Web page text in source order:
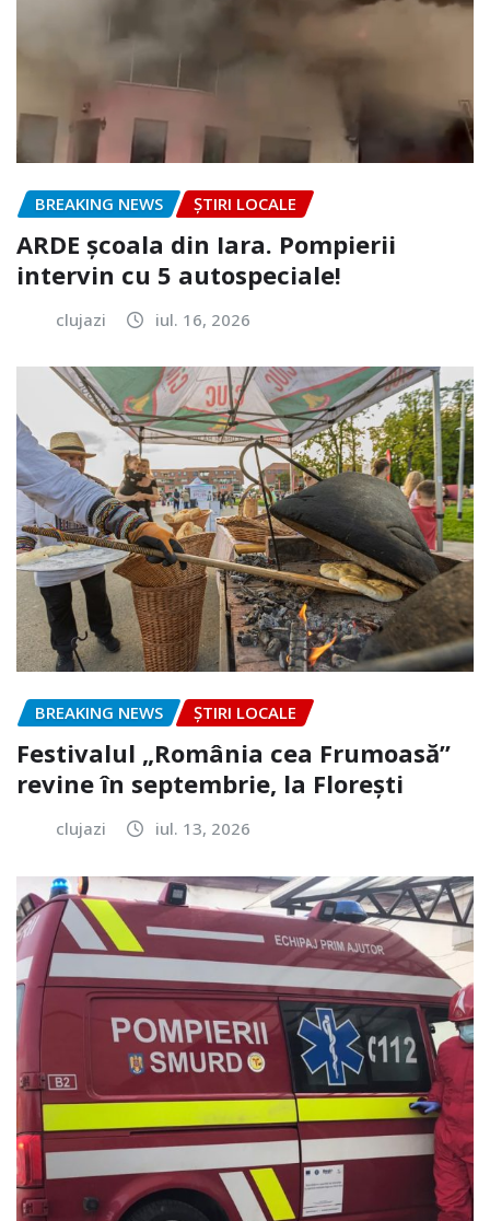
BREAKING NEWS ȘTIRI LOCALE
ARDE școala din Iara. Pompierii
intervin cu 5 autospeciale!
clujazi iul. 16, 2026
BREAKING NEWS ȘTIRI LOCALE
Festivalul „România cea Frumoasă”
revine în septembrie, la Florești
clujazi iul. 13, 2026